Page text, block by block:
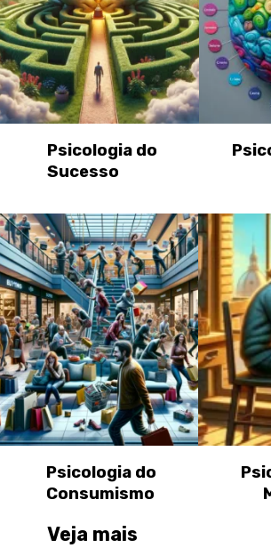
Psicologia do
Sucesso
Psicologia do
Consumismo
Veja mais